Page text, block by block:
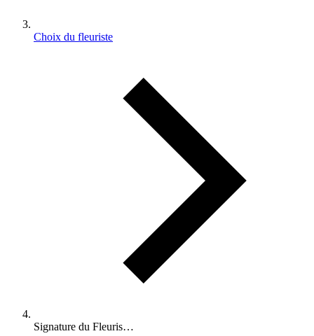
Choix du fleuriste
Signature du Fleuris…